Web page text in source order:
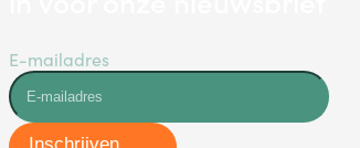
E-mailadres